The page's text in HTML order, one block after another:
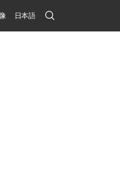
日本語 Search
Submit